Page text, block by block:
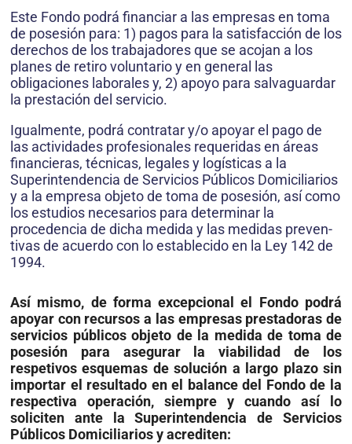
Este Fondo podrá financiar a las empresas en toma
de posesión para: 1) pagos para la satisfacción de los
derechos de los trabajadores que se acojan a los
planes de retiro voluntario y en general las
obligaciones laborales y, 2) apoyo para salvaguardar
la prestación del servicio.
Igualmente, podrá contratar y/o apoyar el pago de
las actividades profesionales requeridas en áreas
financieras, técnicas, legales y logís­ticas a la
Superintendencia de Servicios Públicos Domiciliarios
y a la empresa objeto de toma de posesión, así como
los estudios necesarios para determinar la
procedencia de dicha medida y las medidas preven­
tivas de acuerdo con lo establecido en la Ley 142 de
1994.
Así mismo, de forma excepcional el Fondo podrá
apoyar con recur­sos a las empresas prestadoras de
servicios públicos objeto de la medida de toma de
posesión para asegurar la viabilidad de los
respetivos esque­mas de solución a largo plazo sin
importar el resultado en el balance del Fondo de la
respectiva operación, siempre y cuando así lo
soliciten ante la Superintendencia de Servicios
Públicos Domiciliarios y acrediten: